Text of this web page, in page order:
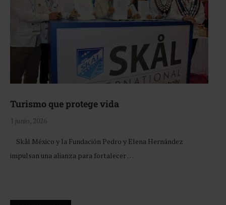
Turismo que protege vida
1 junio, 2026
Skål México y la Fundación Pedro y Elena Hernández
impulsan una alianza para fortalecer …